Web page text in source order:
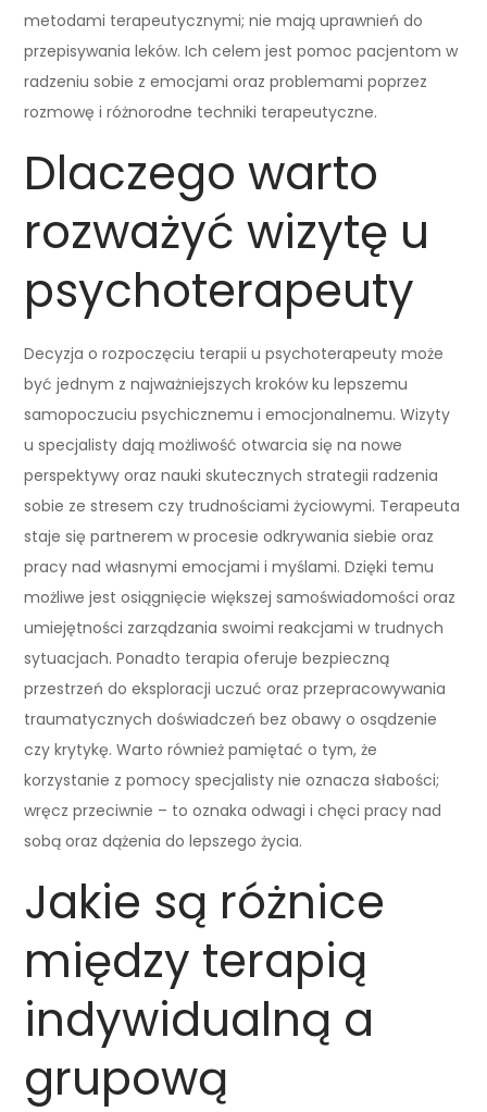
metodami terapeutycznymi; nie mają uprawnień do
przepisywania leków. Ich celem jest pomoc pacjentom w
radzeniu sobie z emocjami oraz problemami poprzez
rozmowę i różnorodne techniki terapeutyczne.
Dlaczego warto
rozważyć wizytę u
psychoterapeuty
Decyzja o rozpoczęciu terapii u psychoterapeuty może
być jednym z najważniejszych kroków ku lepszemu
samopoczuciu psychicznemu i emocjonalnemu. Wizyty
u specjalisty dają możliwość otwarcia się na nowe
perspektywy oraz nauki skutecznych strategii radzenia
sobie ze stresem czy trudnościami życiowymi. Terapeuta
staje się partnerem w procesie odkrywania siebie oraz
pracy nad własnymi emocjami i myślami. Dzięki temu
możliwe jest osiągnięcie większej samoświadomości oraz
umiejętności zarządzania swoimi reakcjami w trudnych
sytuacjach. Ponadto terapia oferuje bezpieczną
przestrzeń do eksploracji uczuć oraz przepracowywania
traumatycznych doświadczeń bez obawy o osądzenie
czy krytykę. Warto również pamiętać o tym, że
korzystanie z pomocy specjalisty nie oznacza słabości;
wręcz przeciwnie – to oznaka odwagi i chęci pracy nad
sobą oraz dążenia do lepszego życia.
Jakie są różnice
między terapią
indywidualną a
grupową